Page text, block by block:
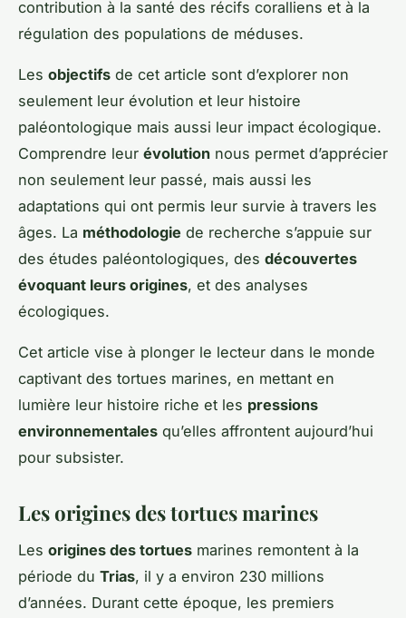
contribution à la santé des récifs coralliens et à la
régulation des populations de méduses.
Les objectifs de cet article sont d’explorer non
seulement leur évolution et leur histoire
paléontologique mais aussi leur impact écologique.
Comprendre leur évolution nous permet d’apprécier
non seulement leur passé, mais aussi les
adaptations qui ont permis leur survie à travers les
âges. La méthodologie de recherche s’appuie sur
des études paléontologiques, des découvertes
évoquant leurs origines, et des analyses
écologiques.
Cet article vise à plonger le lecteur dans le monde
captivant des tortues marines, en mettant en
lumière leur histoire riche et les pressions
environnementales qu’elles affrontent aujourd’hui
pour subsister.
Les origines des tortues marines
Les origines des tortues marines remontent à la
période du Trias, il y a environ 230 millions
d’années. Durant cette époque, les premiers